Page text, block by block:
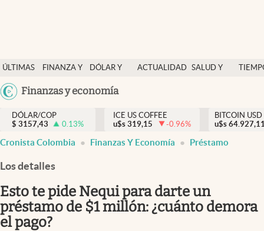
ÚLTIMAS
NOTICIAS
FINANZA Y
DÓLAR Y
ACTUALIDAD SALUD Y
México
USA
Finanzas y economía
Salud y nutrición
Vida espiritual
Actualidad
Colombia
DÓLAR/COP
$ 3157,43 0.13%
ICE US COFFEE
u$s 319,15 -0.96%
BITCOIN USD
u$s
Cronista Colombia Finanzas Y Economía Préstamo
Los detalles
Esto te pide Nequi para darte un
préstamo de $1 millón: ¿cuánto demora
el pago?